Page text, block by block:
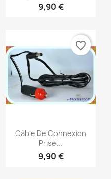
9,90 €
Aperçu rapide
Câble De Connexion
Prise...
9,90 €
favorite_border